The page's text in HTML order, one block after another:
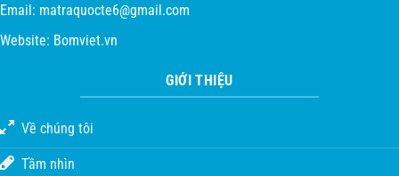
Email: matraquocte6@gmail.com
Website: Bomviet.vn
GIỚI THIỆU
Về chúng tôi
Tầm nhìn